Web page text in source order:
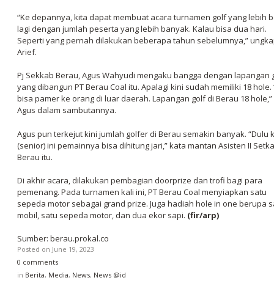
“Ke depannya, kita dapat membuat acara turnamen golf yang lebih
lagi dengan jumlah peserta yang lebih banyak. Kalau bisa dua hari.
Seperti yang pernah dilakukan beberapa tahun sebelumnya,”
Arief.
Pj Sekkab Berau, Agus Wahyudi mengaku bangga dengan lapangan
yang dibangun PT Berau Coal itu. Apalagi kini sudah memiliki 18 hole.
bisa pamer ke orang di luar daerah. Lapangan golf di Berau 18
Agus dalam sambutannya.
Agus pun terkejut kini jumlah golfer di Berau semakin banyak. “Dulu
(senior) ini pemainnya bisa dihitung jari,” kata mantan Asisten II
Berau itu.
Di akhir acara, dilakukan pembagian doorprize dan trofi bagi para
pemenang. Pada turnamen kali ini, PT Berau Coal menyiapkan satu
sepeda motor sebagai grand prize. Juga hadiah hole in one berupa
mobil, satu sepeda motor, dan dua ekor sapi. (fir/arp)
Sumber: berau.prokal.co
Posted on June 19, 2023
0 comments
in Berita, Media, News, News @id